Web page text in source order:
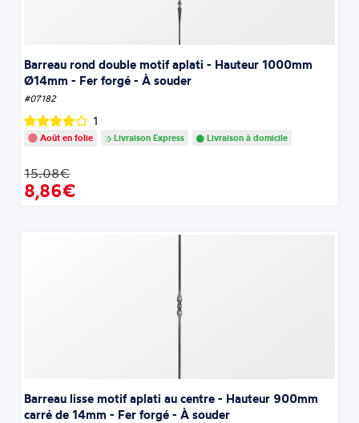
Barreau rond double motif aplati - Hauteur 1000mm
Ø14mm - Fer forgé - À souder
#07182
1
Août en folie Livraison Express Livraison à domicile
15.08€
8,86€
Barreau lisse motif aplati au centre - Hauteur 900mm
carré de 14mm - Fer forgé - À souder